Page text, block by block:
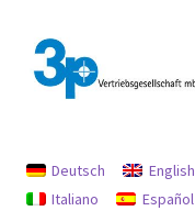
Spring
til
navigation
Spring
til
indhold
aftrykDeutsch English
Italiano
Español